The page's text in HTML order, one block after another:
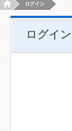
HOMEログイン
ログイン